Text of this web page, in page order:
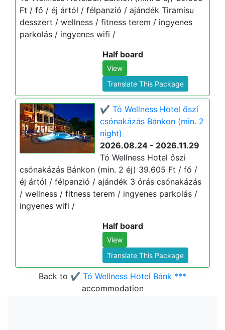
Ft / fő / éj ártól / félpanzió / ajándék Tiramisu
desszert / wellness / fitness terem / ingyenes
parkolás / ingyenes wifi /
Half board
View
Translate This Package
✔️ Tó Wellness Hotel őszi
csónakázás Bánkon (min. 2
night)
2026.08.24 - 2026.11.29
Tó Wellness Hotel őszi
csónakázás Bánkon (min. 2 éj) 39.605 Ft / fő /
éj ártól / félpanzió / ajándék 3 órás csónakázás
/ wellness / fitness terem / ingyenes parkolás /
ingyenes wifi /
Half board
View
Translate This Package
Back to ✔️ Tó Wellness Hotel Bánk ***
accommodation